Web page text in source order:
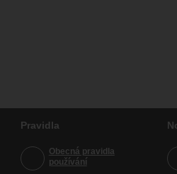
Pravidla
Obecná pravidla
používání